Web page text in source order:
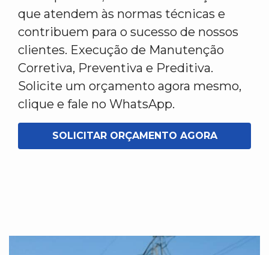
que atendem às normas técnicas e
contribuem para o sucesso de nossos
clientes. Execução de Manutenção
Corretiva, Preventiva e Preditiva.
Solicite um orçamento agora mesmo,
clique e fale no WhatsApp.
SOLICITAR ORÇAMENTO AGORA